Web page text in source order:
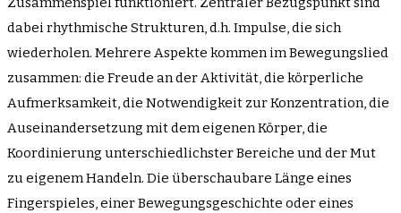
dabei rhythmische Strukturen, d.h. Impulse, die sich
wiederholen. Mehrere Aspekte kommen im Bewegungslied
zusammen: die Freude an der Aktivität, die körperliche
Aufmerksamkeit, die Notwendigkeit zur Konzentration, die
Auseinandersetzung mit dem eigenen Körper, die
Koordinierung unterschiedlichster Bereiche und der Mut
zu eigenem Handeln. Die überschaubare Länge eines
Fingerspieles, einer Bewegungsgeschichte oder eines